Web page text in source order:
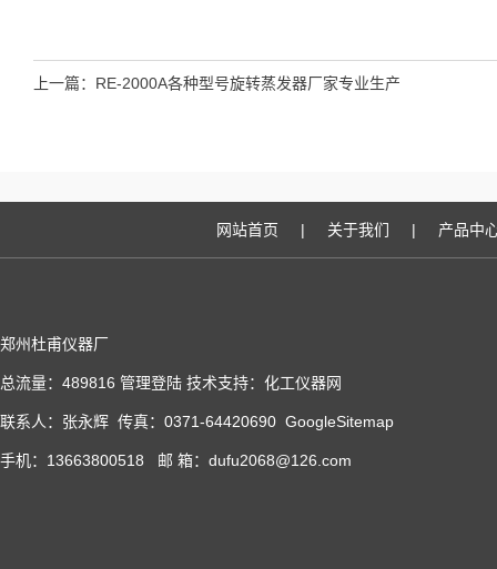
上一篇： RE-2000A各种型号旋转蒸发器厂家专业生产
网站首页 | 关于我们 | 产品中
郑州杜甫仪器厂
总流量：489816 管理登陆 技术支持： 化工仪器网
联系人：张永辉 传真：0371-64420690 GoogleSitemap
手机：13663800518 邮 箱：dufu2068@126.com